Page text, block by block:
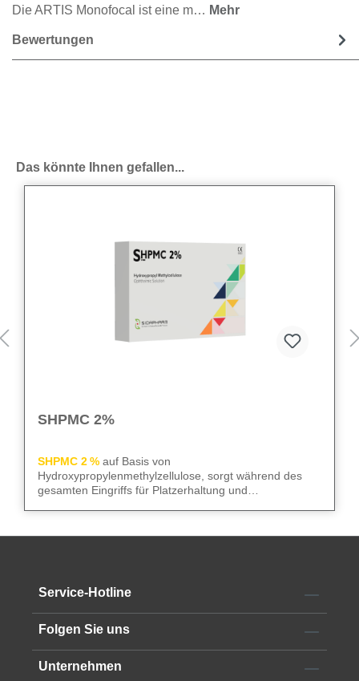
Die ARTIS Monofocal ist eine m… Mehr
Bewertungen
Produktgalerie überspringen
Das könnte Ihnen gefallen...
SHPMC 2%
SHPMC 2 % auf Basis von
Hydroxypropylenmethylzellulose, sorgt während des
gesamten Eingriffs für Platzerhaltung und
hohe HPMC-Konzentration. Die 2‑ml-Luer-Lock-Spritze
Alle technischen Informationen finden Sie im
Service-Hotline
Folgen Sie uns
Unternehmen